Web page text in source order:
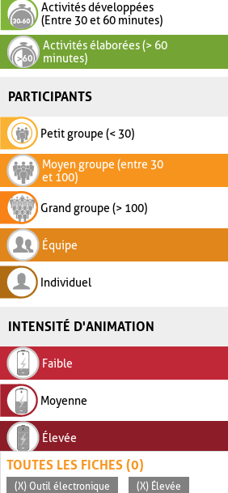
Activités développées
(Entre 30 et 60 minutes)
Activités élaborées (> 60
minutes)
PARTICIPANTS
Petit groupe (< 30)
Moyen groupe (entre 30
et 100)
Grand groupe (> 100)
Équipe
Individuel
INTENSITÉ D'ANIMATION
Faible
Moyenne
Élevée
TOUTES LES FICHES (0)
(X) Outil électronique (X) Élevée